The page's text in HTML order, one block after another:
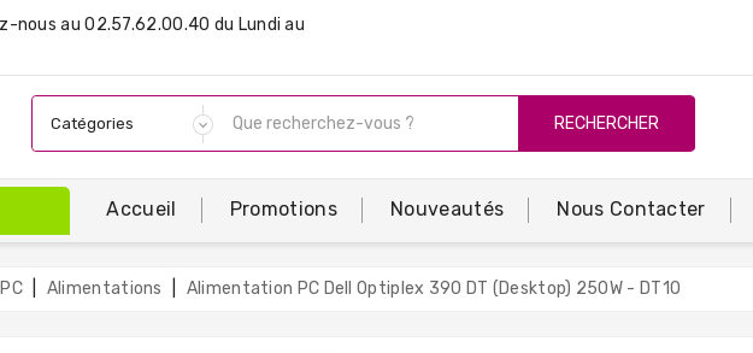
nous au 02.57.62.00.40 du Lundi au
RECHERCHER
Accueil Promotions Nouveautés Nous Contacter
Alimentations Alimentation PC Dell Optiplex 390 DT (Desktop) 250W - DT10